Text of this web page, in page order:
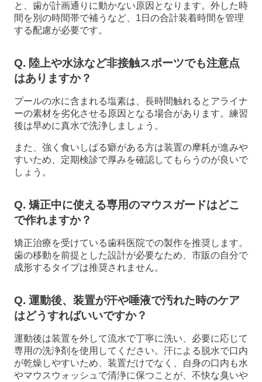
と、歯が計画通りに動かない原因となります。外した時
間を別の時間帯で補うなど、1日の合計装着時間を管理
する配慮が必要です。
Q. 陸上や水泳など非接触スポーツでも注意点
はありますか？
プールの水に含まれる塩素は、長時間触れるとアライナ
ーの素材を劣化させる原因となる場合があります。練習
後は早めに真水で洗浄しましょう。
また、強く食いしばる癖がある方は装置の摩耗が進みや
すいため、定期検診で厚みを確認してもらうのが良いで
しょう。
Q. 矯正中に使える専用のマウスガードはどこ
で作れますか？
矯正治療を受けている歯科医院での製作を推奨します。
歯の移動を前提とした設計が必要なため、市販の自分で
成形するタイプは推奨されません。
Q. 運動後、装置が汗や唾液で汚れた時のケア
はどうすればいいですか？
運動後は装置を外して流水で丁寧に洗い、必要に応じて
専用の洗浄剤を使用してください。汗による脱水で口内
が乾燥しやすいため、装置だけでなく、自身の口内も水
やマウスウォッシュで清浄に保つことが、不快な臭いや